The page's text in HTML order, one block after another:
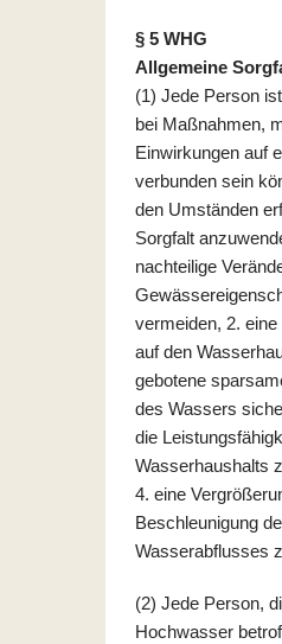
§ 5 WHG
Allgemeine
(1) Jede Person
bei Maßnahmen,
Einwirkungen auf
verbunden sein
den Umständen
Sorgfalt
nachteilige
vermeiden, 2.
auf den
gebotene
des Wassers
die
Wasserhaushalts
4. eine
Beschleunigung
Wasserabflusses
(2) Jede Person,
Hochwasser